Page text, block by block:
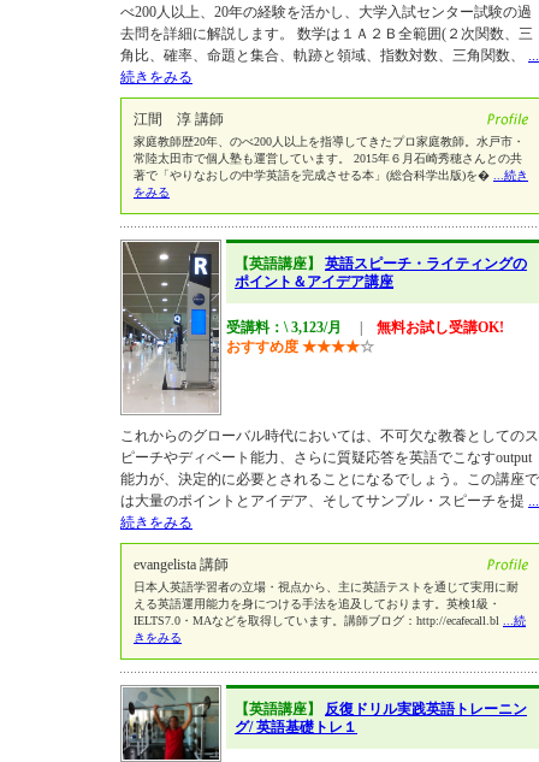
べ200人以上、20年の経験を活かし、大学入試センター試験の過
去問を詳細に解説します。 数学は１Ａ２Ｂ全範囲(２次関数、三
角比、確率、命題と集合、軌跡と領域、指数対数、三角関数、 ...
続きをみる
江間 淳 講師
家庭教師歴20年、のべ200人以上を指導してきたプロ家庭教師。水戸市・
常陸太田市で個人塾も運営しています。 2015年６月石崎秀穂さんとの共
著で「やりなおしの中学英語を完成させる本」(総合科学出版)を�
...続き
をみる
【英語講座】 英語スピーチ・ライティングの
ポイント＆アイデア講座
受講料：\ 3,123/月
無料お試し受講OK!
おすすめ度 ★★★★☆
これからのグローバル時代においては、不可欠な教養としてのス
ピーチやディベート能力、さらに質疑応答を英語でこなすoutput
能力が、決定的に必要とされることになるでしょう。この講座で
は大量のポイントとアイデア、そしてサンプル・スピーチを提 ...
続きをみる
evangelista 講師
日本人英語学習者の立場・視点から、主に英語テストを通じて実用に耐
える英語運用能力を身につける手法を追及しております。英検1級・
IELTS7.0・MAなどを取得しています。講師ブログ：http://ecafecall.bl
...続
きをみる
【英語講座】 反復ドリル実践英語トレーニン
グ/ 英語基礎トレ１